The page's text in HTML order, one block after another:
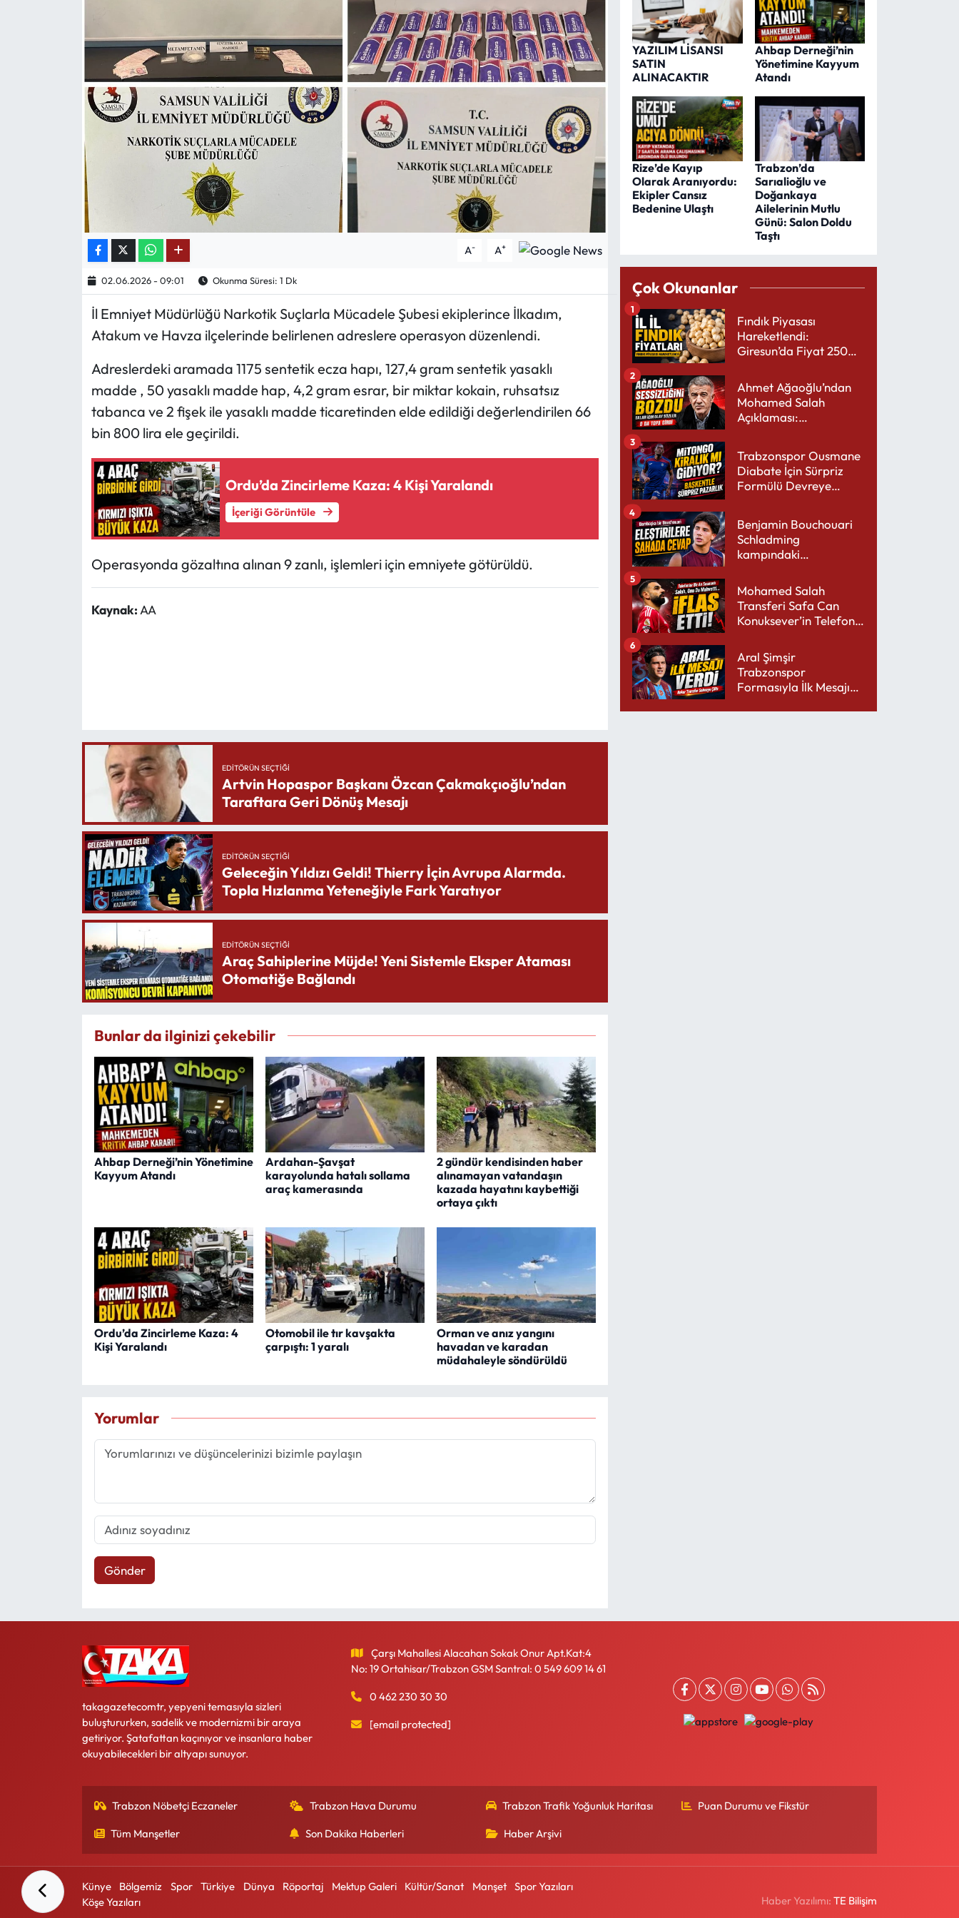
A- A+
02.06.2026 - 09:01 Okunma Süresi: 1 Dk
İl Emniyet Müdürlüğü Narkotik Suçlarla Mücadele Şubesi ekiplerince İlkadım,
Atakum ve Havza ilçelerinde belirlenen adreslere operasyon düzenlendi.
Adreslerdeki aramada 1175 sentetik ecza hapı, 127,4 gram sentetik yasaklı
madde , 50 yasaklı madde hap, 4,2 gram esrar, bir miktar kokain, ruhsatsız
tabanca ve 2 fişek ile yasaklı madde ticaretinden elde edildiği değerlendirilen 66
bin 800 lira ele geçirildi.
Ordu’da Zincirleme Kaza: 4 Kişi Yaralandı
İçeriği Görüntüle
Operasyonda gözaltına alınan 9 zanlı, işlemleri için emniyete götürüldü.
Kaynak:AA
EDITÖRÜN SEÇTIĞI
Artvin Hopaspor Başkanı Özcan Çakmakçıoğlu’ndan
Taraftara Geri Dönüş Mesajı
EDITÖRÜN SEÇTIĞI
Geleceğin Yıldızı Geldi! Thierry İçin Avrupa Alarmda.
Topla Hızlanma Yeteneğiyle Fark Yaratıyor
EDITÖRÜN SEÇTIĞI
Araç Sahiplerine Müjde! Yeni Sistemle Eksper Ataması
Otomatiğe Bağlandı
Bunlar da ilginizi çekebilir
Ahbap Derneği’nin Yönetimine
Kayyum Atandı
Ardahan-Şavşat
karayolunda hatalı sollama
araç kamerasında
2 gündür kendisinden haber
alınamayan vatandaşın
kazada hayatını kaybettiği
ortaya çıktı
Ordu’da Zincirleme Kaza: 4
Kişi Yaralandı
Otomobil ile tır kavşakta
çarpıştı: 1 yaralı
Orman ve anız yangını
havadan ve karadan
müdahaleyle söndürüldü
Yorumlar
Gönder
YAZILIM LİSANSI
SATIN
ALINACAKTIR
Ahbap Derneği’nin
Yönetimine Kayyum
Atandı
Rize’de Kayıp
Olarak Aranıyordu:
Ekipler Cansız
Bedenine Ulaştı
Trabzon’da
Sarıalioğlu ve
Doğankaya
Ailelerinin Mutlu
Günü: Salon Doldu
Taştı
Çok Okunanlar
Fındık Piyasası
Hareketlendi:
Giresun’da Fiyat 250
1
Ahmet Ağaoğlu’ndan
Mohamed Salah
Açıklaması:
Yakışır
2
Trabzonspor Ousmane
Diabate İçin Sürpriz
Formülü Devreye
3
Benjamin Bouchouari
Schladming
kampındaki
4
Mohamed Salah
Transferi Safa Can
Konuksever’in Telefon
5
Aral Şimşir
Trabzonspor
Formasıyla İlk Mesajını
6
takagazetecomtr, yepyeni temasıyla sizleri
buluştururken, sadelik ve modernizmi bir araya
getiriyor. Şatafattan kaçınıyor ve insanlara haber
okuyabilecekleri bir altyapı sunuyor.
Çarşı Mahallesi Alacahan Sokak Onur Apt.Kat:4
No: 19 Ortahisar/Trabzon GSM Santral: 0 549 609 14 61
0 462 230 30 30
[email protected]
Trabzon Nöbetçi Eczaneler Trabzon Hava Durumu Trabzon Trafik Yoğunluk Haritası Puan Durumu ve Fikstür
Tüm Manşetler Son Dakika Haberleri Haber Arşivi
Künye Bölgemiz Spor Türkiye Dünya Röportaj Mektup Galeri Kültür/Sanat Manşet
Spor Yazıları
Köşe Yazıları
Haber Yazılımı:TE Bilişim
Karikatür Galeri
ASTROLOJİ
Spor Yazıları
Mektup Galeri